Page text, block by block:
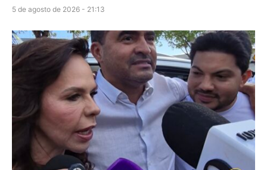
5 de agosto de 2026 - 21:13